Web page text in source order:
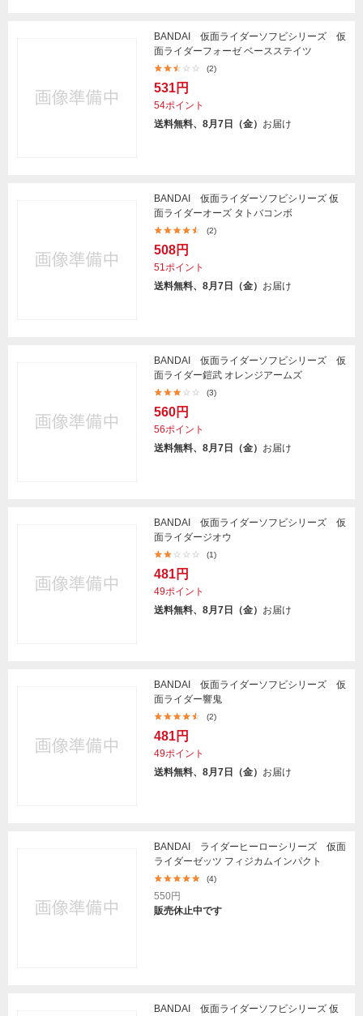
BANDAI 仮面ライダーソフビシリーズ 仮
面ライダーフォーゼ ベースステイツ
(2)
531円
54ポイント
送料無料、8月7日（金） お届け
BANDAI 仮面ライダーソフビシリーズ 仮
面ライダーオーズ タトバコンボ
(2)
508円
51ポイント
送料無料、8月7日（金） お届け
BANDAI 仮面ライダーソフビシリーズ 仮
面ライダー鎧武 オレンジアームズ
(3)
560円
56ポイント
送料無料、8月7日（金） お届け
BANDAI 仮面ライダーソフビシリーズ 仮
面ライダージオウ
(1)
481円
49ポイント
送料無料、8月7日（金） お届け
BANDAI 仮面ライダーソフビシリーズ 仮
面ライダー響鬼
(2)
481円
49ポイント
送料無料、8月7日（金） お届け
BANDAI ライダーヒーローシリーズ 仮面
ライダーゼッツ フィジカムインパクト
(4)
550円
販売休止中です
BANDAI 仮面ライダーソフビシリーズ 仮